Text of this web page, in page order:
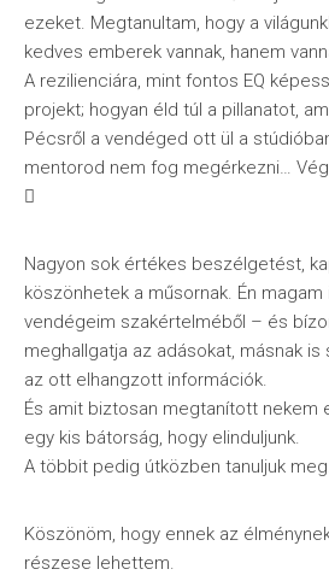
ezeket. Megtanultam, hogy a
kedves emberek vannak, hanem
A rezilienciára, mint fontos EQ
projekt; hogyan éld túl a pillanatot,
Pécsről a vendéged ott ül a
mentorod nem fog megérkezni…

Nagyon sok értékes beszélgetést,
köszönhetek a műsornak. Én
vendégeim szakértelméből – és
meghallgatja az adásokat, másnak
az ott elhangzott információk.
És amit biztosan megtanított nekem
egy kis bátorság, hogy elinduljunk.
A többit pedig útközben tanuljuk
Köszönöm, hogy ennek az
részese lehettem.